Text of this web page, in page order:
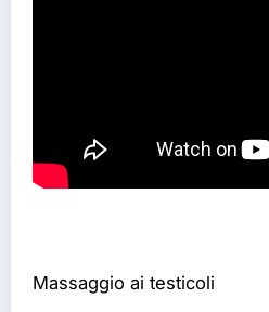
Massaggio ai testicoli